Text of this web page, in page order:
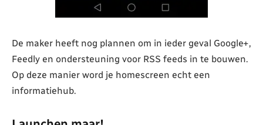
De maker heeft nog plannen om in ieder geval Google+,
Feedly en ondersteuning voor RSS feeds in te bouwen.
Op deze manier word je homescreen echt een
informatiehub.